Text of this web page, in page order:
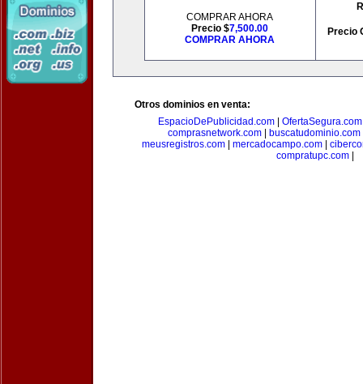
COMPRAR AHORA
Precio $7,500.00
COMPRAR AHORA
Precio
Otros dominios en venta:
EspacioDePublicidad.com| OfertaSegura.com
comprasnetwork.com
buscatudominio.com
meusregistros.com| mercadocampo.com|
compratupc.com